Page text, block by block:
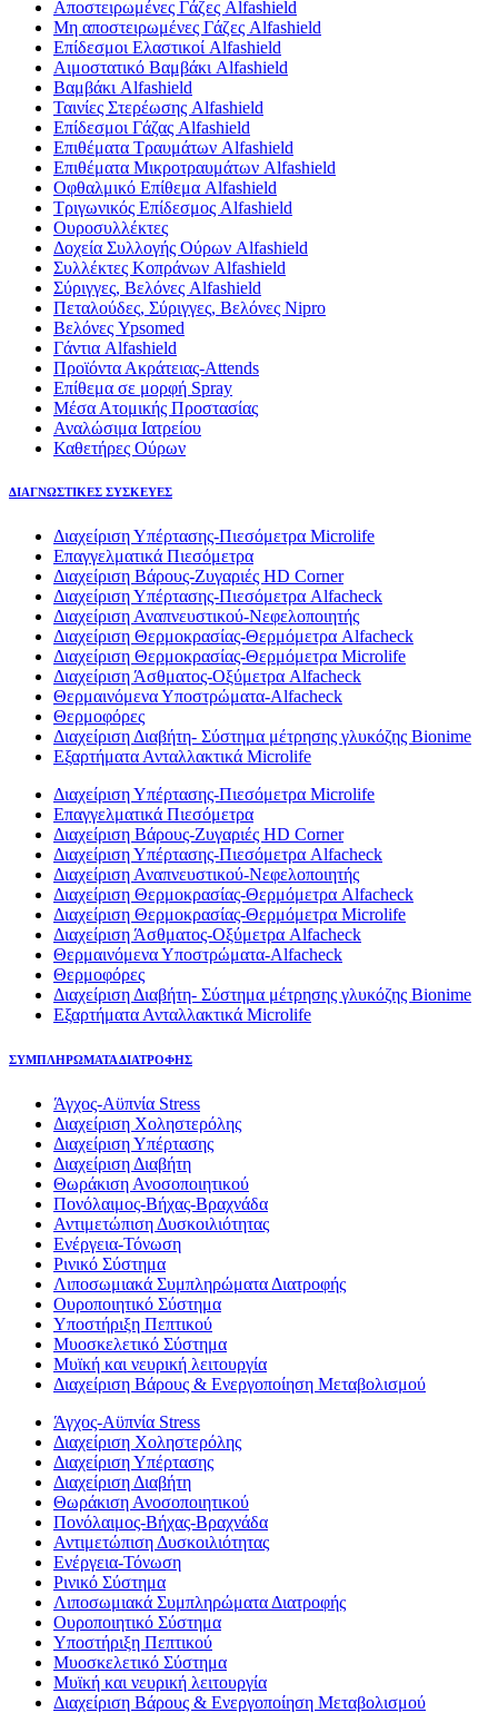
Αποστειρωμένες Γάζες Alfashield
Μη αποστειρωμένες Γάζες Alfashield
Επίδεσμοι Ελαστικοί Alfashield
Αιμοστατικό Βαμβάκι Alfashield
Βαμβάκι Alfashield
Ταινίες Στερέωσης Alfashield
Επίδεσμοι Γάζας Alfashield
Επιθέματα Τραυμάτων Alfashield
Επιθέματα Μικροτραυμάτων Alfashield
Οφθαλμικό Eπίθεμα Alfashield
Τριγωνικός Επίδεσμος Alfashield
Ουροσυλλέκτες
Δοχεία Συλλογής Ούρων Alfashield
Συλλέκτες Κοπράνων Alfashield
Σύριγγες, Βελόνες Alfashield
Πεταλούδες, Σύριγγες, Βελόνες Nipro
Βελόνες Ypsomed
Γάντια Alfashield
Προϊόντα Ακράτειας-Attends
Επίθεμα σε μορφή Spray
Μέσα Ατομικής Προστασίας
Αναλώσιμα Ιατρείου
Καθετήρες Ούρων
ΔΙΑΓΝΩΣΤΙΚΕΣ ΣΥΣΚΕΥΕΣ
Διαχείριση Υπέρτασης-Πιεσόμετρα Microlife
Επαγγελματικά Πιεσόμετρα
Διαχείριση Βάρους-Ζυγαριές HD Corner
Διαχείριση Υπέρτασης-Πιεσόμετρα Alfacheck
Διαχείριση Αναπνευστικού-Νεφελοποιητής
Διαχείριση Θερμοκρασίας-Θερμόμετρα Alfacheck
Διαχείριση Θερμοκρασίας-Θερμόμετρα Microlife
Διαχείριση Άσθματος-Οξύμετρα Alfacheck
Θερμαινόμενα Υποστρώματα-Alfacheck
Θερμοφόρες
Διαχείριση Διαβήτη- Σύστημα μέτρησης γλυκόζης Bionime
Εξαρτήματα Ανταλλακτικά Microlife
Διαχείριση Υπέρτασης-Πιεσόμετρα Microlife
Επαγγελματικά Πιεσόμετρα
Διαχείριση Βάρους-Ζυγαριές HD Corner
Διαχείριση Υπέρτασης-Πιεσόμετρα Alfacheck
Διαχείριση Αναπνευστικού-Νεφελοποιητής
Διαχείριση Θερμοκρασίας-Θερμόμετρα Alfacheck
Διαχείριση Θερμοκρασίας-Θερμόμετρα Microlife
Διαχείριση Άσθματος-Οξύμετρα Alfacheck
Θερμαινόμενα Υποστρώματα-Alfacheck
Θερμοφόρες
Διαχείριση Διαβήτη- Σύστημα μέτρησης γλυκόζης Bionime
Εξαρτήματα Ανταλλακτικά Microlife
ΣΥΜΠΛΗΡΩΜΑΤΑ ΔΙΑΤΡΟΦΗΣ
Άγχος-Αϋπνία Stress
Διαχείριση Χοληστερόλης
Διαχείριση Υπέρτασης
Διαχείριση Διαβήτη
Θωράκιση Ανοσοποιητικού
Πονόλαιμος-Βήχας-Βραχνάδα
Αντιμετώπιση Δυσκοιλιότητας
Eνέργεια-Τόνωση
Ρινικό Σύστημα
Λιποσωμιακά Συμπληρώματα Διατροφής
Ουροποιητικό Σύστημα
Υποστήριξη Πεπτικού
Μυοσκελετικό Σύστημα
Μυϊκή και νευρική λειτουργία
Διαχείριση Βάρους & Ενεργοποίηση Μεταβολισμού
Άγχος-Αϋπνία Stress
Διαχείριση Χοληστερόλης
Διαχείριση Υπέρτασης
Διαχείριση Διαβήτη
Θωράκιση Ανοσοποιητικού
Πονόλαιμος-Βήχας-Βραχνάδα
Αντιμετώπιση Δυσκοιλιότητας
Eνέργεια-Τόνωση
Ρινικό Σύστημα
Λιποσωμιακά Συμπληρώματα Διατροφής
Ουροποιητικό Σύστημα
Υποστήριξη Πεπτικού
Μυοσκελετικό Σύστημα
Μυϊκή και νευρική λειτουργία
Διαχείριση Βάρους & Ενεργοποίηση Μεταβολισμού